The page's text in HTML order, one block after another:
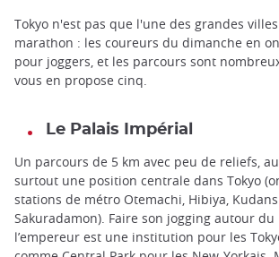
Tokyo n'est pas que l'une des grandes
marathon : les coureurs du dimanche en
pour joggers, et les parcours sont
vous en propose cinq.
Le Palais Impérial
Un parcours de 5 km avec peu de reliefs,
surtout une position centrale dans Tokyo
stations de métro Otemachi, Hibiya,
Sakuradamon). Faire son jogging autour du
l’empereur est une institution pour les